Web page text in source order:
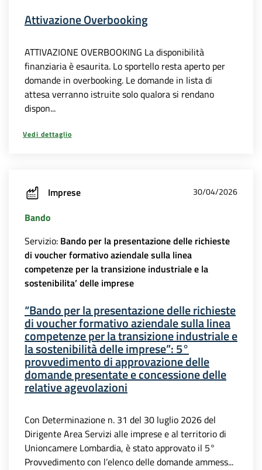
Attivazione Overbooking
ATTIVAZIONE OVERBOOKING La disponibilità
finanziaria è esaurita. Lo sportello resta aperto per
domande in overbooking. Le domande in lista di
attesa verranno istruite solo qualora si rendano
dispon...
Vedi dettaglio
Imprese 30/04/2026
Bando
Servizio: Bando per la presentazione delle richieste
di voucher formativo aziendale sulla linea
competenze per la transizione industriale e la
sostenibilita’ delle imprese
“Bando per la presentazione delle richieste
di voucher formativo aziendale sulla linea
competenze per la transizione industriale e
la sostenibilità delle imprese”: 5°
provvedimento di approvazione delle
domande presentate e concessione delle
relative agevolazioni
Con Determinazione n. 31 del 30 luglio 2026 del
Dirigente Area Servizi alle imprese e al territorio di
Unioncamere Lombardia, è stato approvato il 5°
Provvedimento con l’elenco delle domande ammess...